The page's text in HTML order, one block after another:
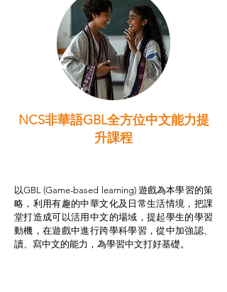
NCS非華語GBL全方位中文能力提
升課程
以GBL (Game-based learning) 遊戲為本學習的策
略，利用有趣的中華文化及日常生活情境，把課
堂打造成可以活用中文的場域，提起學生的學習
動機，在遊戲中進行跨學科學習，從中加強認、
讀、寫中文的能力，為學習中文打好基礎。